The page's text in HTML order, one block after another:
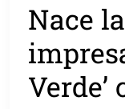
Nace